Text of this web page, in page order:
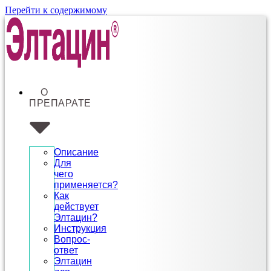
Перейти к содержимому
О
ПРЕПАРАТЕ
Описание
Для
чего
применяется?
Как
действует
Элтацин?
Инструкция
Вопрос-
ответ
Элтацин